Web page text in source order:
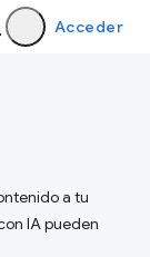
Acceder
a tu
IA pueden